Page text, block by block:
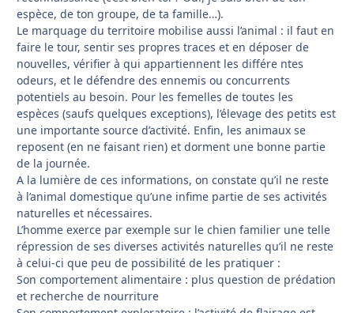
espèce, de ton groupe, de ta famille…).
Le marquage du territoire mobilise aussi l’animal : il faut en
faire le tour, sentir ses propres traces et en déposer de
nouvelles, vérifier à qui appartiennent les différe ntes
odeurs, et le défendre des ennemis ou concurrents
potentiels au besoin. Pour les femelles de toutes les
espèces (saufs quelques exceptions), l’élevage des petits est
une importante source d’activité. Enfin, les animaux se
reposent (en ne faisant rien) et dorment une bonne partie
de la journée.
A la lumière de ces informations, on constate qu’il ne reste
à l’animal domestique qu’une infime partie de ses activités
naturelles et nécessaires.
L’homme exerce par exemple sur le chien familier une telle
répression de ses diverses activités naturelles qu’il ne reste
à celui-ci que peu de possibilité de les pratiquer :
Son comportement alimentaire : plus question de prédation
et recherche de nourriture